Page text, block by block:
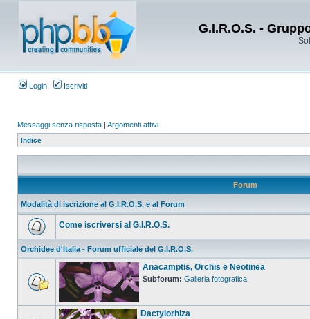
G.I.R.O.S. -
Login Iscriviti
Messaggi senza risposta | Argomenti attivi
Indice
Forum
Modalità di iscrizione al G.I.R.O.S. e al Forum
Come iscriversi al G.I.R.O.S.
Orchidee d'Italia - Forum ufficiale del G.I.R.O.S.
Anacamptis, Orchis e Neotinea
Subforum: Galleria fotografica
Dactylorhiza